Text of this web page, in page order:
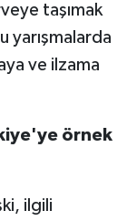
taşımak
yarışmalarda
ve ilzama
örnek
ilgili